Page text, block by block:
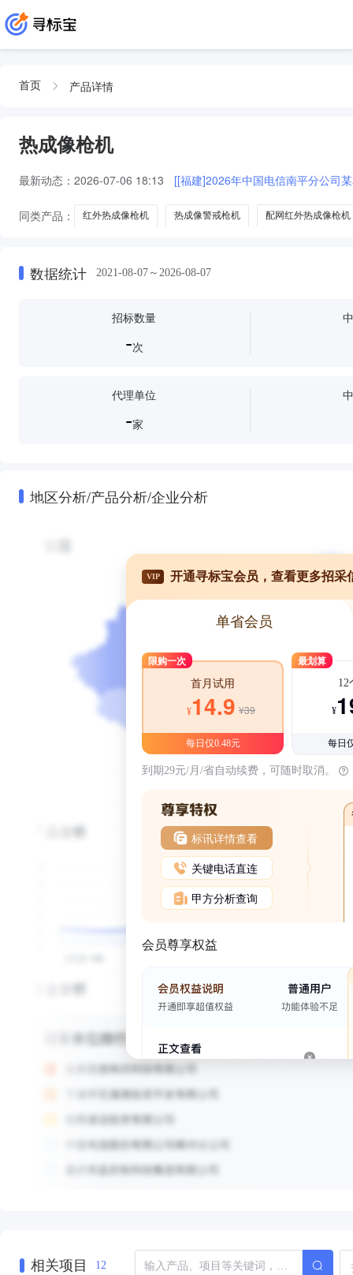
首页 产品详情
热成像枪机
最新动态： 2026-07-06 18:13 [[福建]2026年中国电信南平分公司
同类产品： 红外热成像枪机 热成像警戒枪机 配网红外热成像枪机
数据统计 2021-08-07～2026-08-07
招标数量
-次
代理单位
-家
地区分析/产品分析/企业分析
VIP 开通寻标宝会员，查看更多招采
单省会员
限购一次
首月试用
¥14.9 ¥39
每日仅0.48元
最划算
12
¥
每日
到期29元/月/省自动续费，可随时取消。
标讯详情查看
关键电话直连
甲方分析查询
会员尊享权益
相关项目 12